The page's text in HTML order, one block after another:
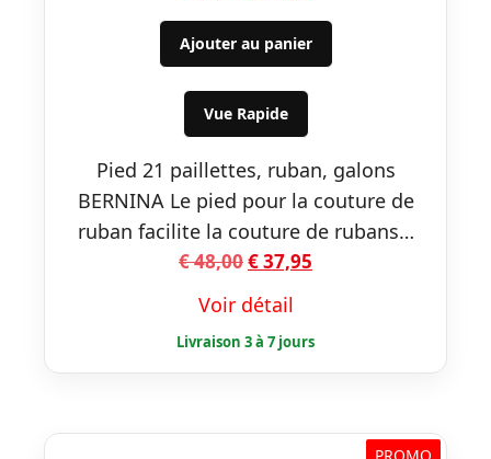
prix
initial
était :
€ 48,00.
prix
actuel
est :
Ajouter au panier
Vue Rapide
Pied 21 paillettes, ruban, galons
BERNINA Le pied pour la couture de
ruban facilite la couture de rubans…
€48,00Le
initial
était :
€ 48,00.
€37,95
est :
€ 37,95.
Voir détail
PROMO